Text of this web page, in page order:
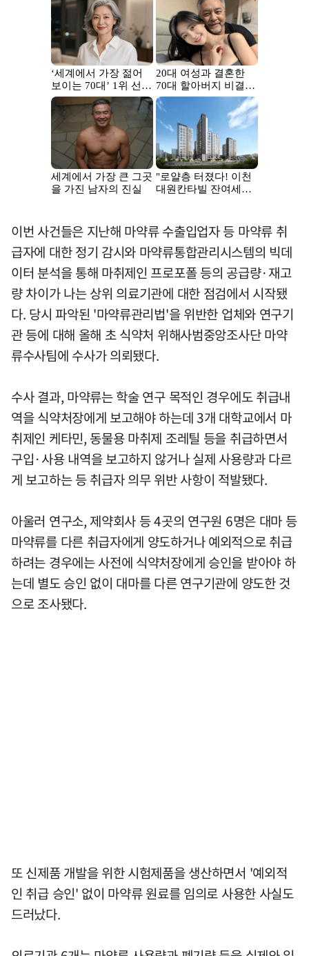
이번 사건들은 지난해 마약류 수출입업자 등 마약류 취
급자에 대한 정기 감시와 마약류통합관리시스템의 빅데
이터 분석을 통해 마취제인 프로포폴 등의 공급량·재고
량 차이가 나는 상위 의료기관에 대한 점검에서 시작됐
다. 당시 파악된 '마약류관리법'을 위반한 업체와 연구기
관 등에 대해 올해 초 식약처 위해사범중앙조사단 마약
류수사팀에 수사가 의뢰됐다.
수사 결과, 마약류는 학술 연구 목적인 경우에도 취급내
역을 식약처장에게 보고해야 하는데 3개 대학교에서 마
취제인 케타민, 동물용 마취제 조레틸 등을 취급하면서
구입·사용 내역을 보고하지 않거나 실제 사용량과 다르
게 보고하는 등 취급자 의무 위반 사항이 적발됐다.
아울러 연구소, 제약회사 등 4곳의 연구원 6명은 대마 등
마약류를 다른 취급자에게 양도하거나 예외적으로 취급
하려는 경우에는 사전에 식약처장에게 승인을 받아야 하
는데 별도 승인 없이 대마를 다른 연구기관에 양도한 것
으로 조사됐다.
또 신제품 개발을 위한 시험제품을 생산하면서 '예외적
인 취급 승인' 없이 마약류 원료를 임의로 사용한 사실도
드러났다.